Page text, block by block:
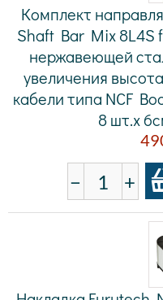
Комплект
Shaft Bar Mix 8L4S
нержавеющей
увеличения
кабели типа NCF
8 шт.х
− +